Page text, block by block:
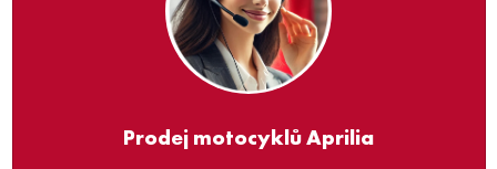
Prodej motocyklů Aprilia